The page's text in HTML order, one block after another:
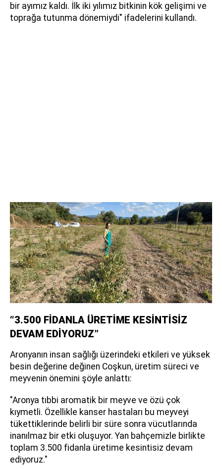
bir ayımız kaldı. İlk iki yılımız bitkinin kök gelişimi ve
toprağa tutunma dönemiydi" ifadelerini kullandı.
“3.500 FİDANLA ÜRETİME KESİNTİSİZ
DEVAM EDİYORUZ”
Aronyanın insan sağlığı üzerindeki etkileri ve yüksek
besin değerine değinen Coşkun, üretim süreci ve
meyvenin önemini şöyle anlattı:
"Aronya tıbbi aromatik bir meyve ve özü çok
kıymetli. Özellikle kanser hastaları bu meyveyi
tükettiklerinde belirli bir süre sonra vücutlarında
inanılmaz bir etki oluşuyor. Yan bahçemizle birlikte
toplam 3.500 fidanla üretime kesintisiz devam
ediyoruz."